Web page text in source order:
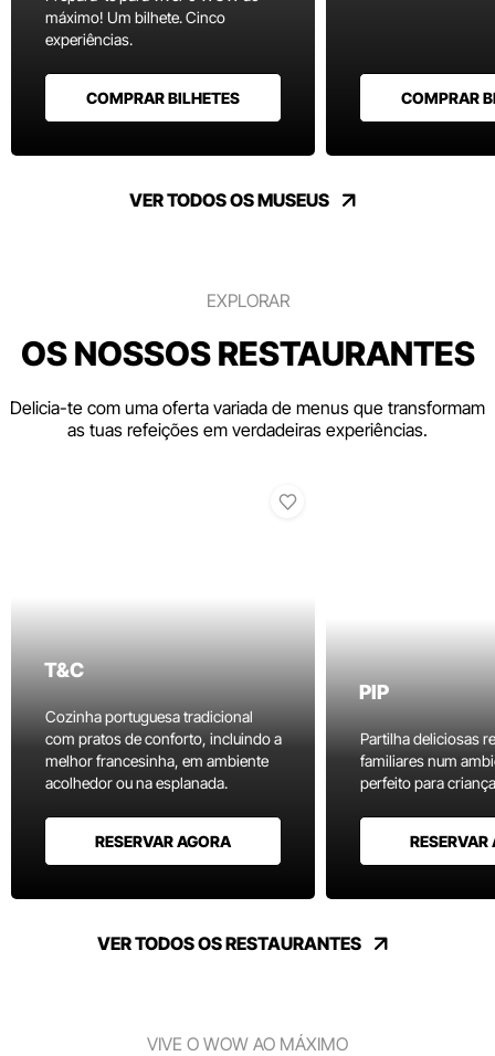
máximo! Um bilhete. Cinco
experiências.
COMPRAR BILHETES COMPRAR
VER TODOS OS MUSEUS
EXPLORAR
OS NOSSOS RESTAURANTES
Delicia-te com uma oferta variada de menus que transformam
as tuas refeições em verdadeiras experiências.
T&C
Cozinha portuguesa tradicional
com pratos de conforto, incluindo a
melhor francesinha, em ambiente
acolhedor ou na esplanada.
RESERVAR AGORA
PIP
Partilha deliciosas
familiares num
perfeito para
RESERVAR
VER TODOS OS RESTAURANTES
VIVE O WOW AO MÁXIMO